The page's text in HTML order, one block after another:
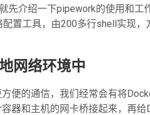
先介绍一下pipework的使用和工
置工具，由200多行shell实现
网络环境中
便的通信，我们经常会有将
器和主机的网卡桥接起来，再